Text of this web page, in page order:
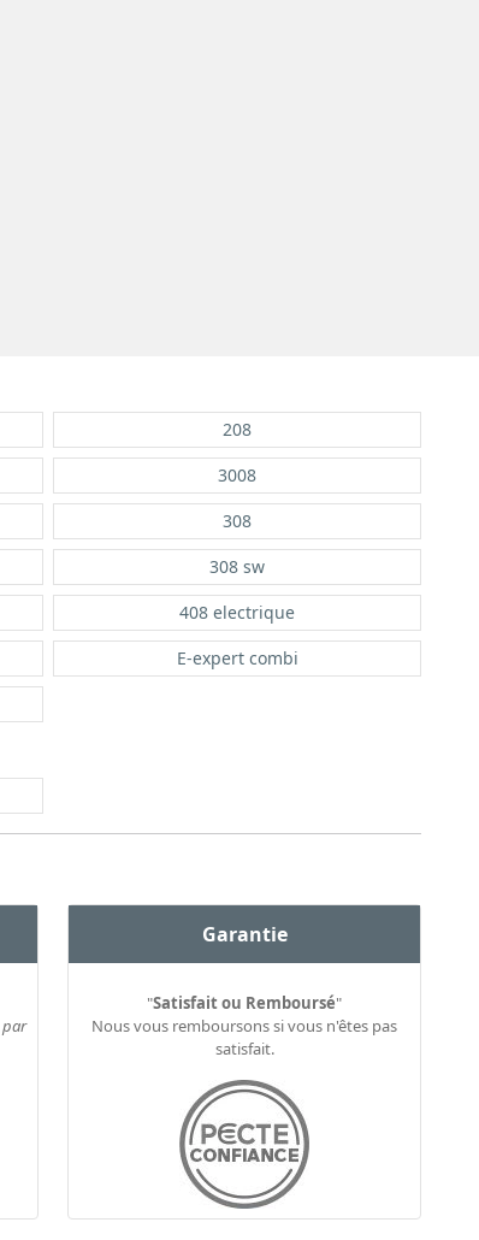
208
3008
308
308 sw
408 electrique
E-expert combi
par
Garantie
"Satisfait ou Remboursé"
Nous vous remboursons si vous n'êtes pas
satisfait.